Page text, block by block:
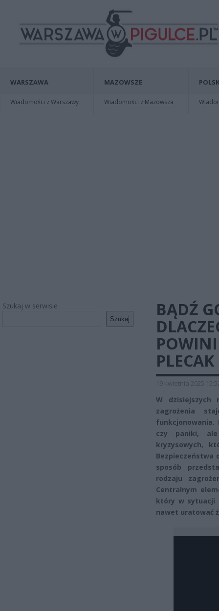
WARSZAWA
Wiadomości z Warszawy
MAZOWSZE
Wiadomości z Mazowsza
Szukaj w serwisie
Szukaj
BĄDŹ
19 kwietnia 2025
W dzisiejszych
zagrożenia
czy paniki,
kryzysowych,
Bezpieczeństwa
sposób
rodzaju
Centralnym
który w sytuacji
nawet uratować